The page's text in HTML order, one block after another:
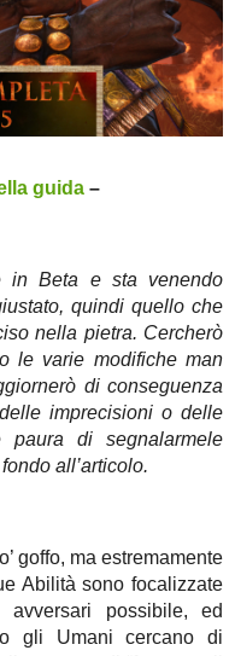
guida –
in Beta e sta venendo
quindi quello che
nella pietra. Cercherò
le varie modifiche man
di conseguenza
imprecisioni o delle
paura di segnalarmele
all’articolo.
goffo, ma estremamente
Abilità sono focalizzate
possibile, ed
gli Umani cercano di